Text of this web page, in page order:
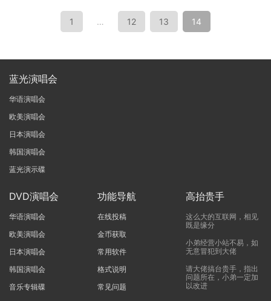
1 … 12 13 14
蓝光演唱会
华语演唱会
欧美演唱会
日本演唱会
韩国演唱会
蓝光演示碟
DVD演唱会
华语演唱会
欧美演唱会
日本演唱会
韩国演唱会
音乐专辑碟
功能导航
在线投稿
金币获取
常用软件
格式说明
常见问题
高抬贵手
这么大的互联网，相见
既是缘分
小弟经营小站不易，如
无意冒犯到大佬
请大佬搞台贵手，指出
问题所在，小弟一定加
以改进